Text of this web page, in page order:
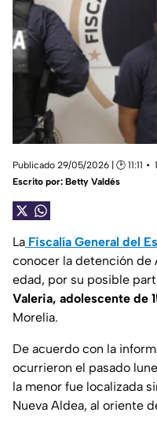
Publicado 29/05/2026 | 🕑 11:11
Escrito por: Betty Valdés
La Fiscalía General del
conocer la detención de
edad, por su posible
Valeria, adolescente de
Morelia.
De acuerdo con la
ocurrieron el pasado
la menor fue localizada
Nueva Aldea, al oriente